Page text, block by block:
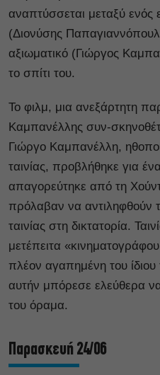
αναπτύσσεται μεταξύ ενός
(Διονύσης
αξιωματικό (Γιώργος
το σπίτι του.
Το φιλμ, μια ανεξάρτητη
Καμπανέλλης συν-
Γιώργο Καμπανέλλη,
ταινίας, προβλήθηκε για
απαγορεύτηκε από τη
πρόλαβαν να αντιληφθούν
ταινίας στη δικτατορία.
μετέπειτα
πλέον αγαπημένη του
αυτήν μπόρεσε ελεύθερα
του όραμα.
Παρασκευή 24/06